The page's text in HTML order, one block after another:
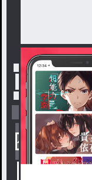
トップ
小説を探す